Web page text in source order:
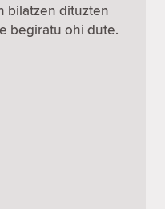
bilatzen dituzten
begiratu ohi dute.